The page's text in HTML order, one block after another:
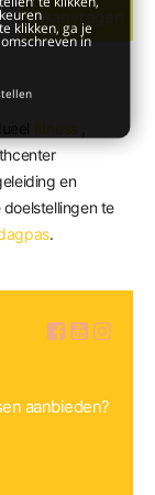
Aanvragen
en
te
.
aanbieden?
klikken, ga je
in